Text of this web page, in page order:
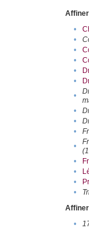
•
•
•
•
•
•
•
•
•
•
•
•
•
•
•
•